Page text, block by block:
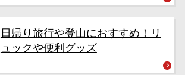
日帰り旅行や登山におすすめ！リ
ュックや便利グッズ